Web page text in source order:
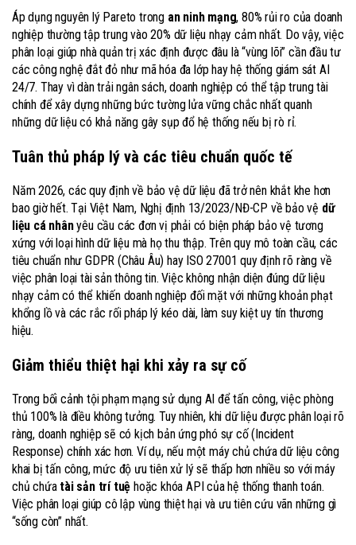
Áp dụng nguyên lý Pareto trong an ninh mạng, 80% rủi ro của doanh
nghiệp thường tập trung vào 20% dữ liệu nhạy cảm nhất. Do vậy, việc
phân loại giúp nhà quản trị xác định được đâu là “vùng lõi” cần đầu tư
các công nghệ đắt đỏ như mã hóa đa lớp hay hệ thống giám sát AI
24/7. Thay vì dàn trải ngân sách, doanh nghiệp có thể tập trung tài
chính để xây dựng những bức tường lửa vững chắc nhất quanh
những dữ liệu có khả năng gây sụp đổ hệ thống nếu bị rò rỉ.
Tuân thủ pháp lý và các tiêu chuẩn quốc tế
Năm 2026, các quy định về bảo vệ dữ liệu đã trở nên khắt khe hơn
bao giờ hết. Tại Việt Nam, Nghị định 13/2023/NĐ-CP về bảo vệ dữ
liệu cá nhânyêu cầu các đơn vị phải có biện pháp bảo vệ tương
xứng với loại hình dữ liệu mà họ thu thập. Trên quy mô toàn cầu, các
tiêu chuẩn như GDPR (Châu Âu) hay ISO 27001 quy định rõ ràng về
việc phân loại tài sản thông tin. Việc không nhận diện đúng dữ liệu
nhạy cảm có thể khiến doanh nghiệp đối mặt với những khoản phạt
khổng lồ và các rắc rối pháp lý kéo dài, làm suy kiệt uy tín thương
hiệu.
Giảm thiểu thiệt hại khi xảy ra sự cố
Trong bối cảnh tội phạm mạng sử dụng AI để tấn công, việc phòng
thủ 100% là điều không tưởng. Tuy nhiên, khi dữ liệu được phân loại rõ
ràng, doanh nghiệp sẽ có kịch bản ứng phó sự cố (Incident
Response) chính xác hơn. Ví dụ, nếu một máy chủ chứa dữ liệu công
khai bị tấn công, mức độ ưu tiên xử lý sẽ thấp hơn nhiều so với máy
chủ chứa tài sản trí tuệ hoặc khóa API của hệ thống thanh toán.
Việc phân loại giúp cô lập vùng thiệt hại và ưu tiên cứu vãn những gì
“sống còn” nhất.